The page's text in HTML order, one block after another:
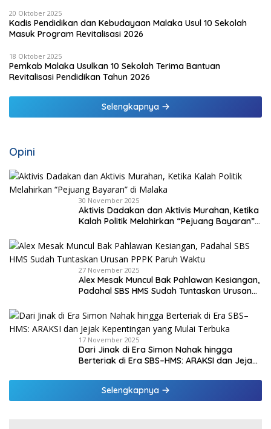
20 Oktober 2025
Kadis Pendidikan dan Kebudayaan Malaka Usul 10 Sekolah
Masuk Program Revitalisasi 2026
18 Oktober 2025
Pemkab Malaka Usulkan 10 Sekolah Terima Bantuan
Revitalisasi Pendidikan Tahun 2026
Selengkapnya
Opini
30 November 2025
Aktivis Dadakan dan Aktivis Murahan, Ketika
Kalah Politik Melahirkan “Pejuang Bayaran”
27 November 2025
Alex Mesak Muncul Bak Pahlawan Kesiangan,
Padahal SBS HMS Sudah Tuntaskan Urusan
17 November 2025
Dari Jinak di Era Simon Nahak hingga
Berteriak di Era SBS–HMS: ARAKSI dan Jejak
Selengkapnya